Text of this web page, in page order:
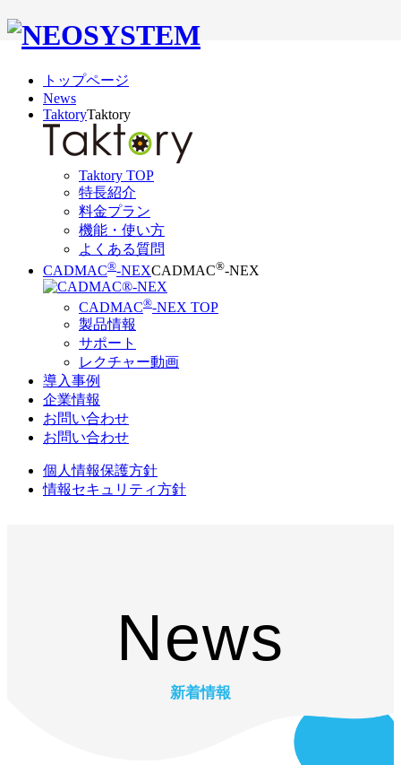
トップページ
News
TaktoryTaktory
Taktory TOP
特長紹介
料金プラン
機能・使い方
よくある質問
CADMAC®-NEXCADMAC®-NEX
CADMAC®-NEX TOP
製品情報
サポート
レクチャー動画
導入事例
企業情報
お問い合わせ
お問い合わせ
個人情報保護方針
情報セキュリティ方針
News
新着情報